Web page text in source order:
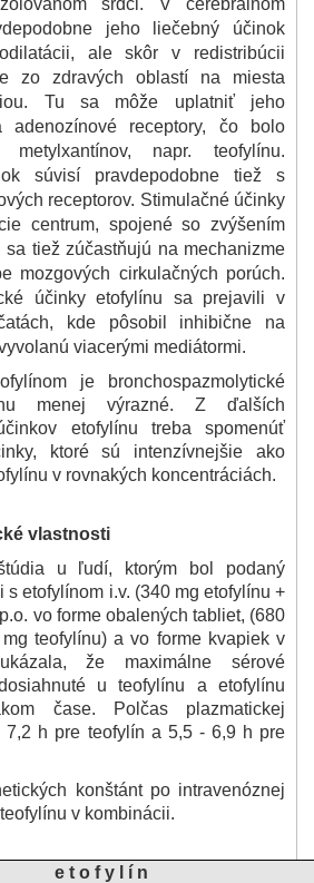
jeho liečebný účinok
ale skôr v redistribúcii
zo zdravých oblastí na miesta
Tu sa môže uplatniť jeho
adenozínové receptory, čo bolo
napr. teofylínu.
súvisí pravdepodobne tiež s
receptorov. Stimulačné účinky
centrum, spojené so zvýšením
sa tiež zúčastňujú na mechanizme
mozgových cirkulačných porúch.
účinky etofylínu sa prejavili v
kde pôsobil inhibične na
viacerými mediátormi.
je bronchospazmolytické
menej výrazné. Z ďalších
etofylínu treba spomenúť
ktoré sú intenzívnejšie ako
v rovnakých koncentráciách.
vlastnosti
štúdia u ľudí, ktorým bol podaný
s etofylínom i.v. (340 mg etofylínu +
vo forme obalených tabliet, (680
teofylínu) a vo forme kvapiek v
že maximálne sérové
u teofylínu a etofylínu
čase. Polčas plazmatickej
7,2 h pre teofylín a 5,5 - 6,9 h pre
konštánt po intravenóznej
v kombinácii.
e t o f y l í n